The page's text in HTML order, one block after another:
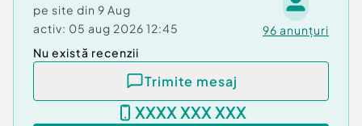
Parcare: Posibilitate de parcare in zona
Acces: Auto pana la scara si intrare direct din
strada
pe site din 9 Aug
activ: 05 aug 2026 12:45 96 anunțuri
Nu există recenzii
Trimite mesaj
XXXX XXX XXX